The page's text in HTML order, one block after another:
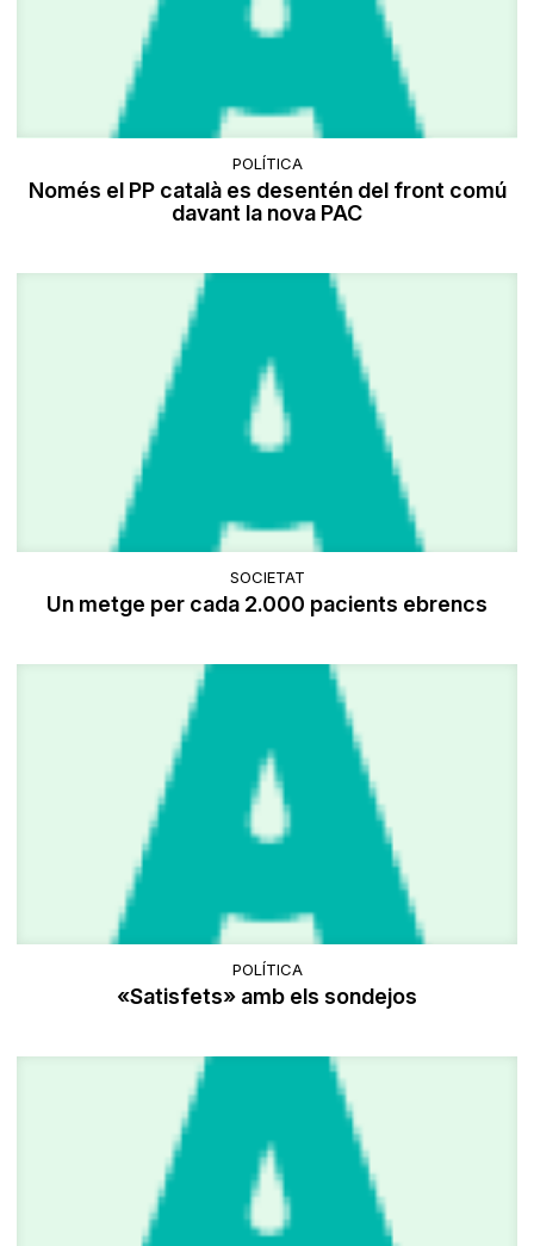
POLÍTICA
Només el PP català es desentén del front comú
davant la nova PAC
SOCIETAT
Un metge per cada 2.000 pacients ebrencs
POLÍTICA
«Satisfets» amb els sondejos